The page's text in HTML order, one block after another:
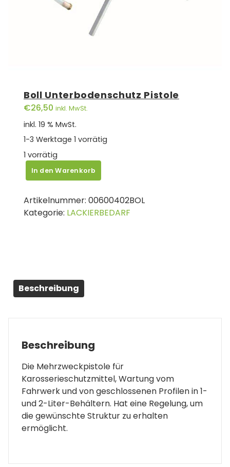
Boll Unterbodenschutz Pistole
€26,50 inkl. MwSt.
inkl. 19 % MwSt.
1-3 Werktage 1 vorrätig
1 vorrätig
Boll
Unterbodenschutz
Menge
In den Warenkorb
Artikelnummer: 00600402BOL
Kategorie: LACKIERBEDARF
Beschreibung
Beschreibung
Die Mehrzweckpistole für
Karosserieschutzmittel, Wartung vom
Fahrwerk und von geschlossenen Profilen in 1-
und 2-Liter-Behältern. Hat eine Regelung, um
die gewünschte Struktur zu erhalten
ermöglicht.